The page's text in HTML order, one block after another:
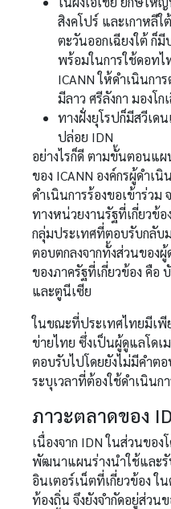
สิงคโปร์ และเกาหลี
ตะวันออกเฉียงใต้ ก็
พร้อมในการใช้ดอทไ
ICANN ให้ดำเนินก
มีลาว ศรีลังกา มองโ
ทางฝั่งยุโรปก็มีสวีเด
ปล่อย IDN
อย่างไรก็ดี ตามขั้นตอนแ
ของ ICANN องค์กรผู้ดำเ
ดำเนินการร้องขอเข้าร่วม
ทางหน่วยงานรัฐที่เกี่ยวข้
กลุ่มประเทศที่ตอบรับกลับ
ตอบตกลงจากทั้งส่วนของ
ของภาครัฐที่เกี่ยวข้อง คือ
และตูนีเซีย
ในขณะที่ประเทศไทยมีเพี
ข่ายไทย ซึ่งเป็นผู้ดูแลโด
ตอบรับไปโดยยังไม่มีคำต
ระบุเวลาที่ต้องใช้ดำเนินก
ภาวะตลาดของ
เนื่องจาก IDN ในส่วนขอ
พัฒนาแผนร่างนำใช้และ
อินเตอร์เน็ตที่เกี่ยวข้อง ใ
ท้องถิ่น จึงยังจำกัดอยู่ส่วน